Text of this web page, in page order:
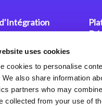
uses cookies
cookies to personalise
also share information
partners who may
collected from your use of
d’Intégration
xpa
xpa